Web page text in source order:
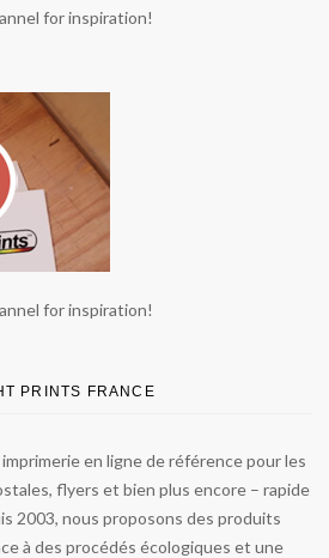
for inspiration!
for inspiration!
PRINTS FRANCE
en ligne de référence pour les
flyers et bien plus encore – rapide
2003, nous proposons des produits
à des procédés écologiques et une